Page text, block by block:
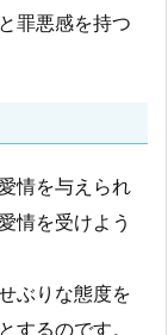
罪悪感を持つ
情を与えられ
情を受けよう
ぶりな態度を
するのです。